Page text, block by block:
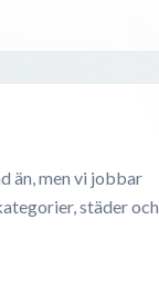
än, men vi jobbar
städer och